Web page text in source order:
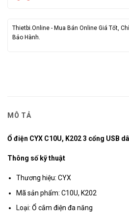
Thietbi.Online - Mua Bán Online Giá Tốt,
Bảo Hành.
MÔ TẢ
Ổ điện CYX C10U, K202 3 cổng USB
Thông số kỹ thuật
Thương hiệu: CYX
Mã sản phẩm: C10U, K202
Loại: Ổ cắm điện đa năng